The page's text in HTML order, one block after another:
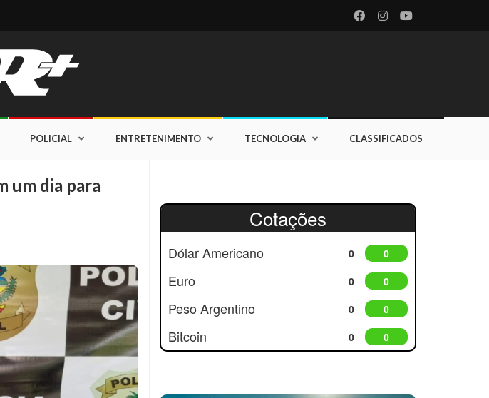
POLICIAL ENTRETENIMENTO TECNOLOGIA CLASSIFICADOS
um dia para
Cotações
Dólar Americano 0 0
Euro 0 0
Peso Argentino 0 0
Bitcoin 0 0